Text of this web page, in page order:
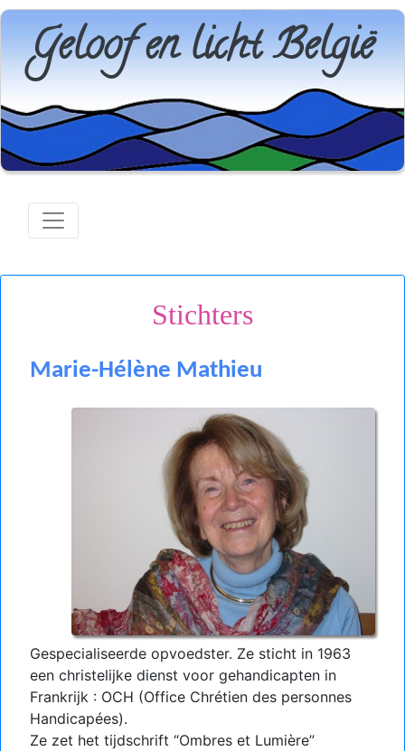
Geloof en licht België
Stichters
Marie-Hélène Mathieu
Gespecialiseerde opvoedster. Ze sticht in 1963
een christelijke dienst voor gehandicapten in
Frankrijk : OCH (Office Chrétien des personnes
Handicapées).
Ze zet het tijdschrift “Ombres et Lumière”